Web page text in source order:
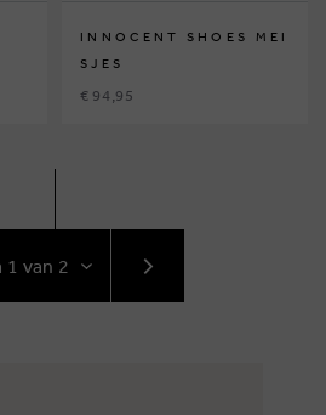
INNOCENT SHOES MEI
SJES
€ 94,95
VOLGENDE